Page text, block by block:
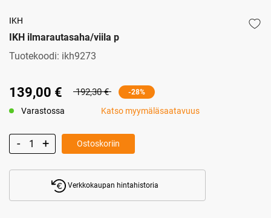
IKH
IKH ilmarautasaha/viila p
Tuotekoodi: ikh9273
139,00 € 192,30 € -28%
Varastossa Katso myymäläsaatavuus
Ostoskoriin
Verkkokaupan hintahistoria